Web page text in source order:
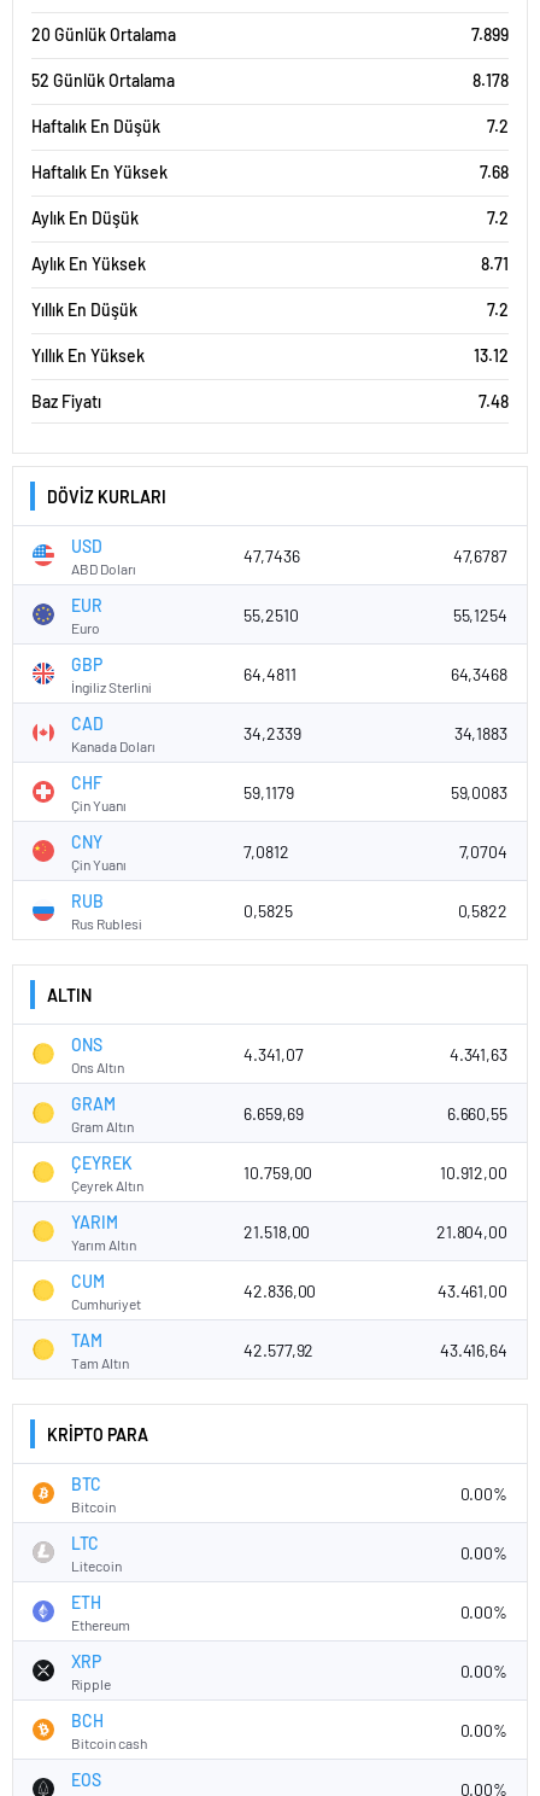
20 Günlük Ortalama 7.899
52 Günlük Ortalama 8.178
Haftalık En Düşük 7.2
Haftalık En Yüksek 7.68
Aylık En Düşük 7.2
Aylık En Yüksek 8.71
Yıllık En Düşük 7.2
Yıllık En Yüksek 13.12
Baz Fiyatı 7.48
DÖVİZ KURLARI
USD
ABD Doları
47,7436 47,6787
EUR
Euro
55,2510 55,1254
GBP
İngiliz Sterlini
64,4811 64,3468
CAD
Kanada Doları
34,2339 34,1883
CHF
Çin Yuanı
59,1179 59,0083
CNY
Çin Yuanı
7,0812 7,0704
RUB
Rus Rublesi
0,5825 0,5822
ALTIN
ONS
Ons Altın
4.341,07 4.341,63
GRAM
Gram Altın
6.659,69 6.660,55
ÇEYREK
Çeyrek Altın
10.759,00 10.912,00
YARIM
Yarım Altın
21.518,00 21.804,00
CUM
Cumhuriyet
42.836,00 43.461,00
TAM
Tam Altın
42.577,92 43.416,64
KRİPTO PARA
BTC
Bitcoin
0.00%
LTC
Litecoin
0.00%
ETH
Ethereum
0.00%
XRP
Ripple
0.00%
BCH
Bitcoin cash
0.00%
EOS 0.00%